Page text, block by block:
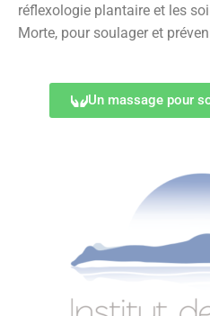
réflexologie plantaire et les
Morte, pour soulager et
Un massage pour